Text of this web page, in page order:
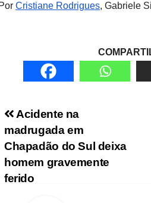
Cristiane Rodrigues, Gabriele
Navegação de
Acidente na
madrugada em
Chapadão do Sul deixa
homem gravemente
ferido